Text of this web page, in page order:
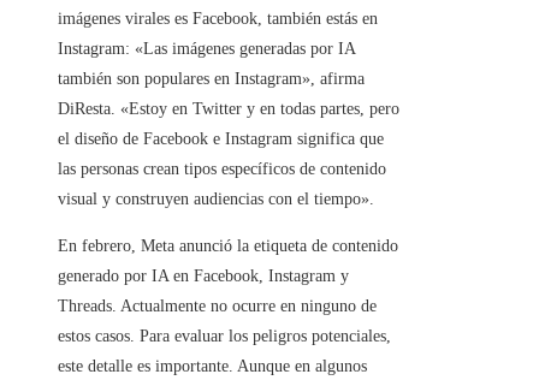
imágenes virales es Facebook, también estás en
Instagram: «Las imágenes generadas por IA
también son populares en Instagram», afirma
DiResta. «Estoy en Twitter y en todas partes, pero
el diseño de Facebook e Instagram significa que
las personas crean tipos específicos de contenido
visual y construyen audiencias con el tiempo».
En febrero, Meta anunció la etiqueta de contenido
generado por IA en Facebook, Instagram y
Threads. Actualmente no ocurre en ninguno de
estos casos. Para evaluar los peligros potenciales,
este detalle es importante. Aunque en algunos